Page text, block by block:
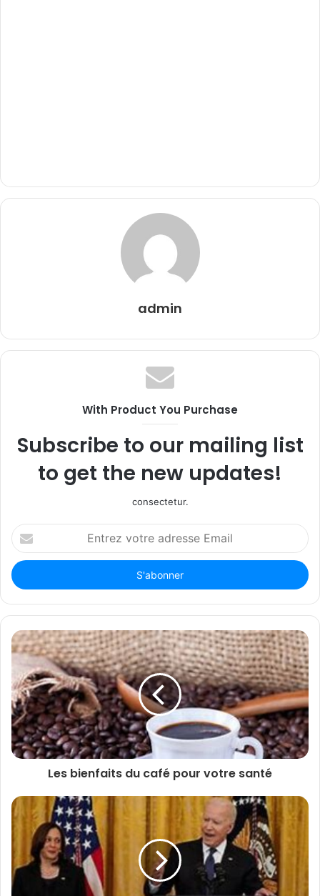
admin
With Product You Purchase
Subscribe to our mailing list
to get the new updates!
consectetur.
Entrez
votre
adresse
Email
Les bienfaits du café pour votre santé